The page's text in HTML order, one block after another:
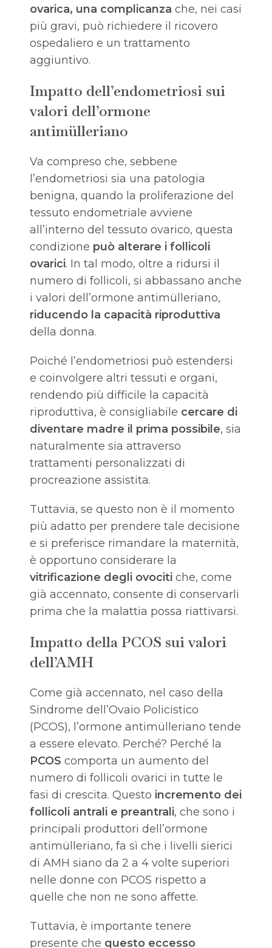
ovarica, una complicanza che, nei casi
più gravi, può richiedere il ricovero
ospedaliero e un trattamento
aggiuntivo.
Impatto dell’endometriosi sui
valori dell’ormone
antimülleriano
Va compreso che, sebbene
l’endometriosi sia una patologia
benigna, quando la proliferazione del
tessuto endometriale avviene
all’interno del tessuto ovarico, questa
condizione può alterare i follicoli
ovarici. In tal modo, oltre a ridursi il
numero di follicoli, si abbassano anche
i valori dell’ormone antimülleriano,
riducendo la capacità riproduttiva
della donna.
Poiché l’endometriosi può estendersi
e coinvolgere altri tessuti e organi,
rendendo più difficile la capacità
riproduttiva, è consigliabile cercare di
diventare madre il prima possibile, sia
naturalmente sia attraverso
trattamenti personalizzati di
procreazione assistita.
Tuttavia, se questo non è il momento
più adatto per prendere tale decisione
e si preferisce rimandare la maternità,
è opportuno considerare la
vitrificazione degli ovociti che, come
già accennato, consente di conservarli
prima che la malattia possa riattivarsi.
Impatto della PCOS sui valori
dell’AMH
Come già accennato, nel caso della
Sindrome dell’Ovaio Policistico
(PCOS), l’ormone antimülleriano tende
a essere elevato. Perché? Perché la
PCOS comporta un aumento del
numero di follicoli ovarici in tutte le
fasi di crescita. Questo incremento dei
follicoli antrali e preantrali, che sono i
principali produttori dell’ormone
antimülleriano, fa sì che i livelli sierici
di AMH siano da 2 a 4 volte superiori
nelle donne con PCOS rispetto a
quelle che non ne sono affette.
Tuttavia, è importante tenere
presente che questo eccesso